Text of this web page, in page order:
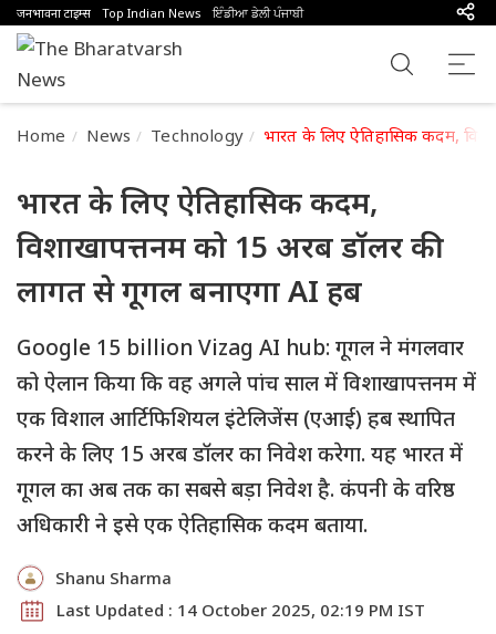
जनभावना टाइम्स Top Indian News ਇੰਡੀਆ ਡੇਲੀ ਪੰਜਾਬੀ
Home News Technology भारत के लिए ऐतिहासिक कदम,
भारत के लिए ऐतिहासिक कदम,
विशाखापत्तनम को 15 अरब डॉलर की
लागत से गूगल बनाएगा AI हब
Google 15 billion Vizag AI hub: ​​​​​​​गूगल ने मंगलवार
को ऐलान किया कि वह अगले पांच साल में विशाखापत्तनम में
एक विशाल आर्टिफिशियल इंटेलिजेंस (एआई) हब स्थापित
करने के लिए 15 अरब डॉलर का निवेश करेगा. यह भारत में
गूगल का अब तक का सबसे बड़ा निवेश है. कंपनी के वरिष्ठ
अधिकारी ने इसे एक ऐतिहासिक कदम बताया.
Shanu Sharma
Last Updated : 14 October 2025, 02:19 PM IST